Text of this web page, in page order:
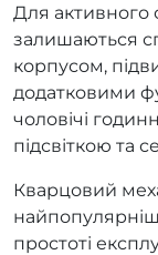
Для
залишаються
корпусом,
додатковими
чоловічі
підсвіткою та
Кварцовий
простоті